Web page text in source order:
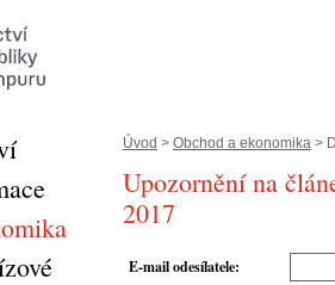
Úvod > Obchod a ekonomika >
Upozornění na
2017
E-mail odesílatele: